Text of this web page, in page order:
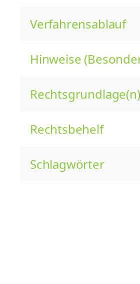
Verfahrensablauf
Hinweise
Rechtsgrundlage(n)
Rechtsbehelf
Schlagwörter